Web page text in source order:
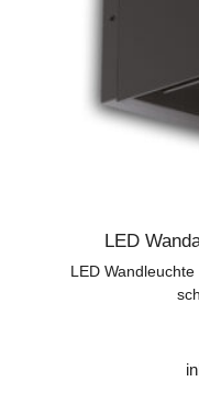
LED
LED